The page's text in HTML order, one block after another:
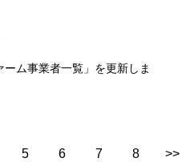
ーム事業者一覧」を更新しま
5 6 7 8 >>